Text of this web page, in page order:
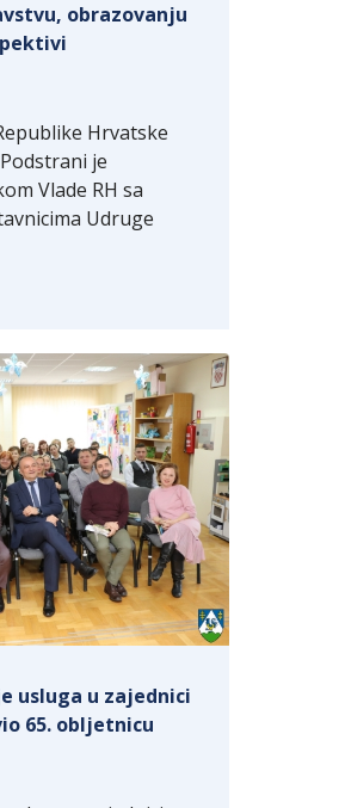
obrazovanju
Hrvatske
je
Vlade RH sa
Udruge
usluga u zajednici
65. obljetnicu